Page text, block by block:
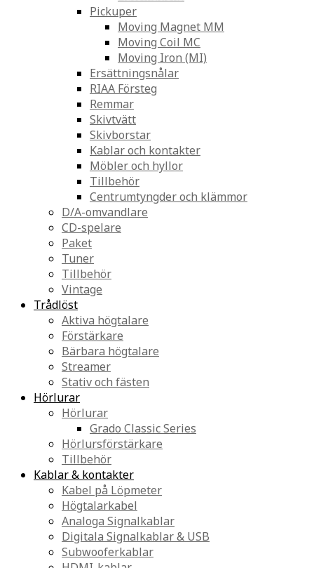
Pickuper
Moving Magnet MM
Moving Coil MC
Moving Iron (MI)
Ersättningsnålar
RIAA Försteg
Remmar
Skivtvätt
Skivborstar
Kablar och kontakter
Möbler och hyllor
Tillbehör
Centrumtyngder och klämmor
D/A-omvandlare
CD-spelare
Paket
Tuner
Tillbehör
Vintage
Trådlöst
Aktiva högtalare
Förstärkare
Bärbara högtalare
Streamer
Stativ och fästen
Hörlurar
Hörlurar
Grado Classic Series
Hörlursförstärkare
Tillbehör
Kablar & kontakter
Kabel på Löpmeter
Högtalarkabel
Analoga Signalkablar
Digitala Signalkablar & USB
Subwooferkablar